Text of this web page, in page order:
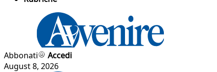
Abbonati
Accedi
August 8, 2026